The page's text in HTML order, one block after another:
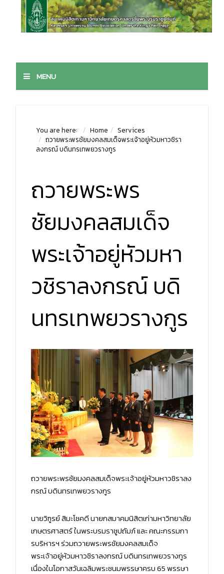
MENU
You are here: Home
Services
ถวายพระพรชัยมงคลสมเด็จพระเจ้าอยู่หัวมหาวชิรา
ลงกรณ์ บดินทรเทพยวรางกูร
ถวายพระพร
ชัยมงคลสมเด็จ
พระเจ้าอยู่หัวมหา
วชิราลงกรณ์ บดิ
นทรเทพยวรางกูร
ถวายพระพรชัยมงคลสมเด็จพระเจ้าอยู่หัวมหาวชิราลง
กรณ์ บดินทรเทพยวรางกูร
นายวิฑูรย์ สิมะโชคดี นายกสมาคมนิสิตเก่ามหาวิทยาลัย
เกษตรศาสตร์ ในพระบรมราชูปถัมภ์ และ คณะกรรมกา
รบริหารฯ ร่วมถวายพระพรชัยมงคลสมเด็จ
พระเจ้าอยู่หัวมหาวชิราลงกรณ์ บดินทรเทพยวรางกูร
เนื่องในโอกาสวันเฉลิมพระชนมพรรษาครบ 65 พรรษา